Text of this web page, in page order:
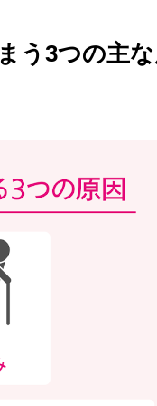
う3つの主